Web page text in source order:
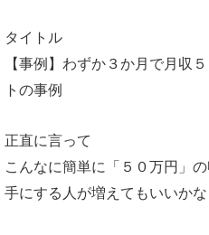
タイトル
【事例】わずか３か月で月収
トの事例
正直に言って
こんなに簡単に「５０万円」
手にする人が増えてもいいかな